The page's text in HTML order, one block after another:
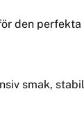
den perfekta
smak, stabil